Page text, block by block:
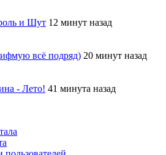
и Шут 12 минут назад
всё подряд) 20 минут назад
- Лето! 41 минута назад